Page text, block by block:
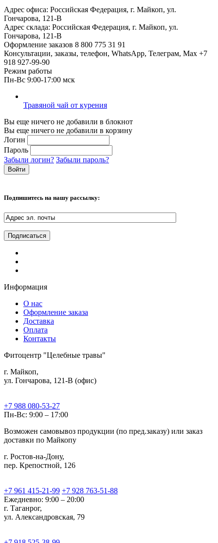
Адрес офиса: Российская Федерация, г. Майкоп, ул.
Гончарова, 121-В
Адрес склада: Российская Федерация, г. Майкоп, ул.
Гончарова, 121-В
Оформление заказов 8 800 775 31 91
Консультации, заказы, телефон, WhatsApp, Телеграм, Мах +7
918 927-99-90
Режим работы
Пн-Вс 9:00-17:00 мск
Травяной чай от курения
Вы еще ничего не добавили в блокнот
Вы еще ничего не добавили в корзину
Логин
Пароль
Забыли логин? Забыли пароль?
Подпишитесь на нашу рассылку:
Информация
О нас
Оформление заказа
Доставка
Оплата
Контакты
Фитоцентр "Целебные травы"
г. Майкоп,
ул. Гончарова, 121-В (офис)
+7 988 080-53-27
Пн-Вс: 9:00 – 17:00
Возможен самовывоз продукции (по пред.заказу) или заказ
доставки по Майкопу
г. Ростов-на-Дону,
пер. Крепостной, 126
+7 961 415-21-99 +7 928 763-51-88
Ежедневно: 9:00 – 20:00
г. Таганрог,
ул. Александровская, 79